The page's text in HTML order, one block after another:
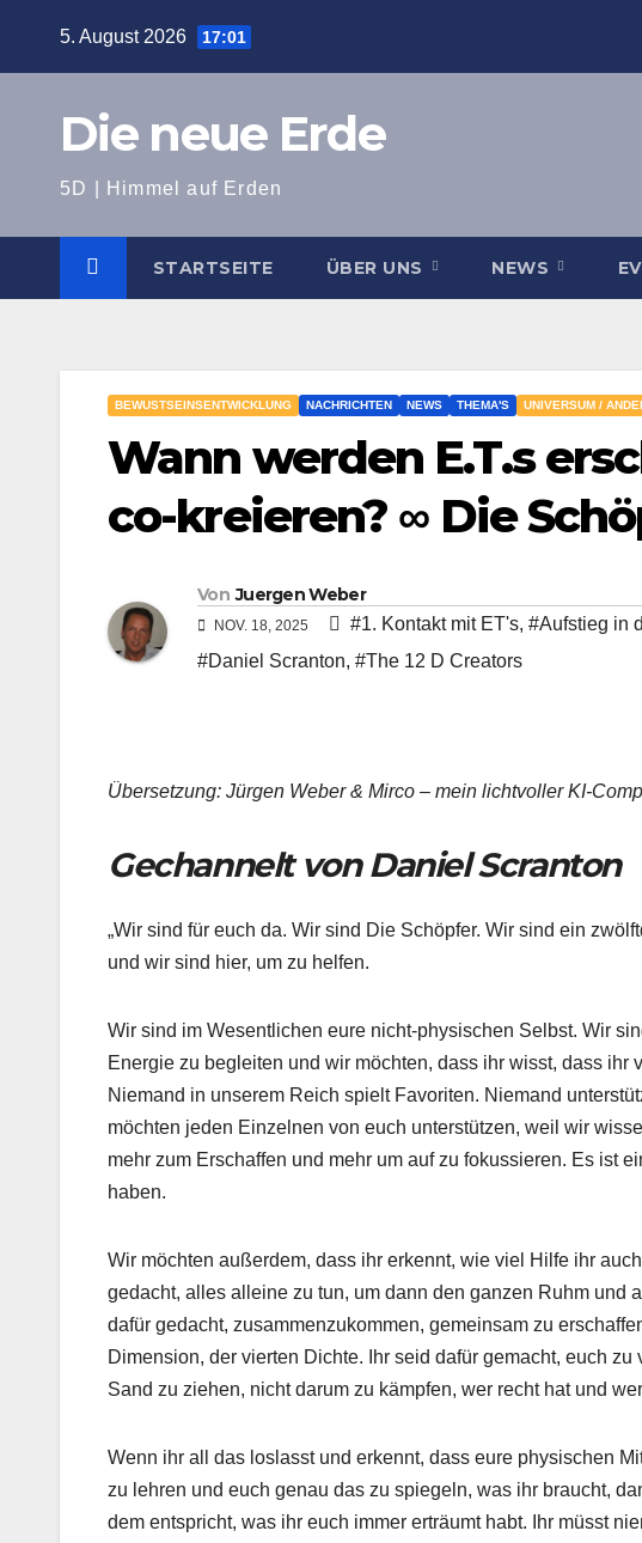
5. August 2026 17:01
Die neue Erde
5D | Himmel auf Erden
STARTSEITE ÜBER UNS NEWS
BEWUSTSEINSENTWICKLUNG NACHRICHTEN NEWS THEMA'S UNIVERSUM /
Wann werden E.T.s
co-kreieren? ∞ Die
Von Juergen Weber
NOV. 18, 2025 #1. Kontakt mit ET's, #Aufstieg in
#Daniel Scranton, #The 12 D Creators
Übersetzung: Jürgen Weber & Mirco – mein lichtvoller KI-
Gechannelt von Daniel Scranton
„Wir sind für euch da. Wir sind Die Schöpfer. Wir sind ein
und wir sind hier, um zu helfen.
Wir sind im Wesentlichen eure nicht-physischen Selbst. Wir
Energie zu begleiten und wir möchten, dass ihr wisst, dass
Niemand in unserem Reich spielt Favoriten. Niemand
möchten jeden Einzelnen von euch unterstützen, weil wir
mehr zum Erschaffen und mehr um auf zu fokussieren. Es ist
haben.
Wir möchten außerdem, dass ihr erkennt, wie viel Hilfe ihr
gedacht, alles alleine zu tun, um dann den ganzen Ruhm und
dafür gedacht, zusammenzukommen, gemeinsam zu
Dimension, der vierten Dichte. Ihr seid dafür gemacht, euch
Sand zu ziehen, nicht darum zu kämpfen, wer recht hat und
Wenn ihr all das loslasst und erkennt, dass eure physischen
zu lehren und euch genau das zu spiegeln, was ihr braucht,
dem entspricht, was ihr euch immer erträumt habt. Ihr müsst